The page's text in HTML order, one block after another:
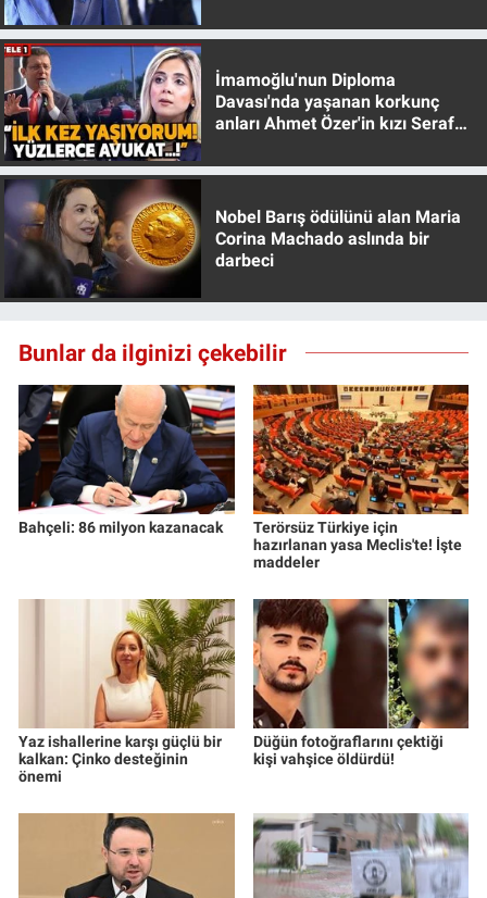
İmamoğlu'nun Diploma
Davası'nda yaşanan korkunç
anları Ahmet Özer'in kızı Seraf
Nobel Barış ödülünü alan Maria
Corina Machado aslında bir
darbeci
Bunlar da ilginizi çekebilir
Bahçeli: 86 milyon kazanacak
Terörsüz Türkiye için
hazırlanan yasa Meclis'te! İşte
maddeler
Yaz ishallerine karşı güçlü bir
kalkan: Çinko desteğinin
önemi
Düğün fotoğraflarını çektiği
kişi vahşice öldürdü!